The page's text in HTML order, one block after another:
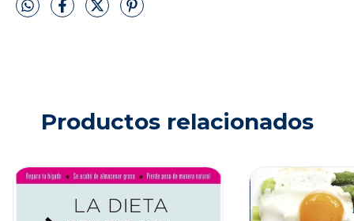
Productos relacionados